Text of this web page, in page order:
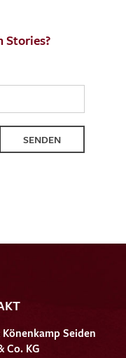
Stories?
SENDEN
Seiden
Co. KG